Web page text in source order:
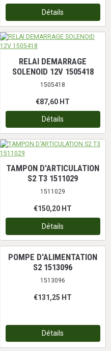
Détails
RELAI DEMARRAGE
SOLENOID 12V 1505418
1505418
€87,60 HT
Détails
TAMPON D'ARTICULATION
S2 T3 1511029
1511029
€150,20 HT
Détails
POMPE D'ALIMENTATION
S2 1513096
1513096
€131,25 HT
Détails